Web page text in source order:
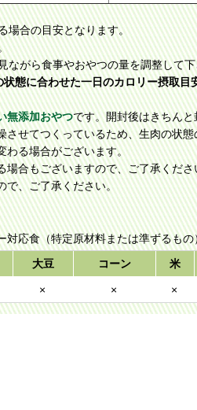
場合の目安となります。
ながら食事やおやつの量を調整して
態に合わせた一日のカロリー摂取
無添加おやつです。開封後はきちん
せてつくっているため、生肉の状
わる場合がございます。
場合もございますので、ご了承くださ
で、ご了承ください。
対応食（特定原材料または準ずるもの
大豆 コーン 米
× × ×